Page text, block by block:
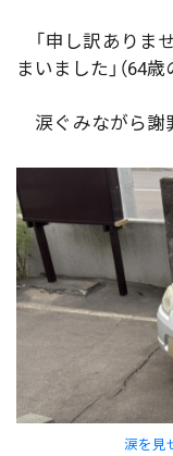
「申し訳ありま
まいました」（64歳
涙ぐみながら謝
涙を見